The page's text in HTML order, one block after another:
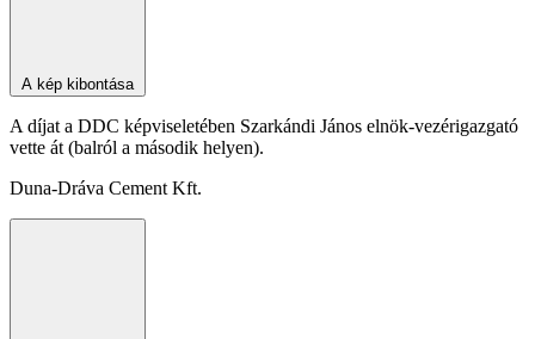
A kép kibontása
A díjat a DDC képviseletében Szarkándi János elnök-vezérigazgató
vette át (balról a második helyen).
Duna-Dráva Cement Kft.